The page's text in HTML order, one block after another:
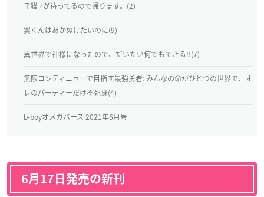
子猫♂が待ってるので帰ります。(2)
翼くんはあかぬけたいのに(9)
異世界で神様になったので、だいたい何でもできる!!(7)
無限コンティニューで目指す最強勇者: みんなの命がひとつの世界で、オ
レのパーティーだけ不死身(4)
b-boyオメガバース 2021年6月号
6月17日発売の新刊